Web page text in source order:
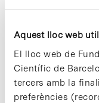
Aquest lloc web
El lloc web de
Científic de
tercers amb la
preferències
15 de